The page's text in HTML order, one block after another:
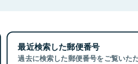
最近検索した郵便番号
過去に検索した郵便番号をご覧いた